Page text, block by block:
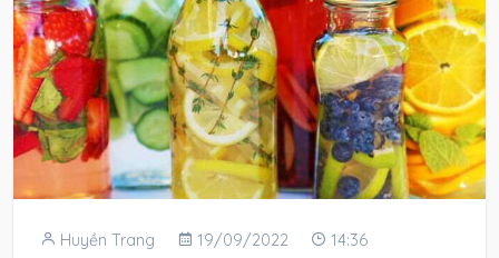
Huyền Trang 19/09/2022 14:36